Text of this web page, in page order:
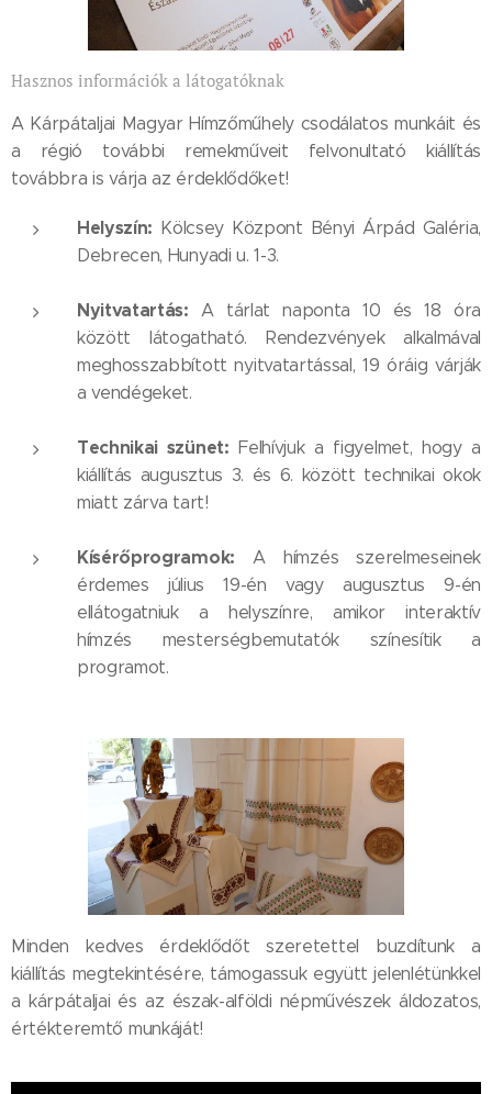
Hasznos információk a látogatóknak
A Kárpátaljai Magyar Hímzőműhely csodálatos munkáit és
a régió további remekműveit felvonultató kiállítás
továbbra is várja az érdeklődőket!
Helyszín: Kölcsey Központ Bényi Árpád Galéria,
Debrecen, Hunyadi u. 1-3.
Nyitvatartás: A tárlat naponta 10 és 18 óra
között látogatható. Rendezvények alkalmával
meghosszabbított nyitvatartással, 19 óráig várják
a vendégeket.
Technikai szünet: Felhívjuk a figyelmet, hogy a
kiállítás augusztus 3. és 6. között technikai okok
miatt zárva tart!
Kísérőprogramok: A hímzés szerelmeseinek
érdemes július 19-én vagy augusztus 9-én
ellátogatniuk a helyszínre, amikor interaktív
hímzés mesterségbemutatók színesítik a
programot.
Minden kedves érdeklődőt szeretettel buzdítunk a
kiállítás megtekintésére, támogassuk együtt jelenlétünkkel
a kárpátaljai és az észak-alföldi népművészek áldozatos,
értékteremtő munkáját!